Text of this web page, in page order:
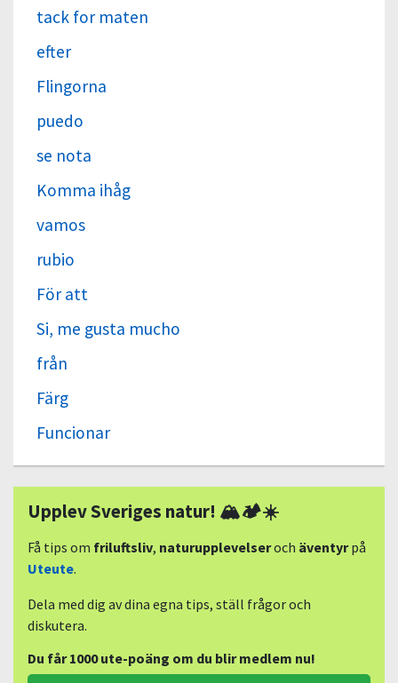
tack for maten
efter
Flingorna
puedo
se nota
Komma ihåg
vamos
rubio
För att
Si, me gusta mucho
från
Färg
Funcionar
Upplev Sveriges natur! 🏔🏕☀️
Få tips om friluftsliv, naturupplevelseroch äventyrpå
Uteute.
Dela med dig av dina egna tips, ställ frågor och
diskutera.
Du får 1000 ute-poäng om du blir medlem nu!